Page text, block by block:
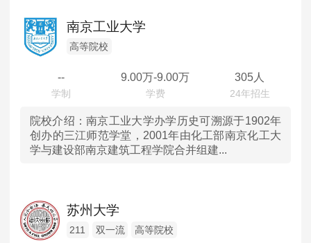
院校库 考试报名
MTA旅游管理
院校库 考试报名 招生政策 学制学费
报名流程
考试真题
报考经验 招生简章
吉林
上海
江苏
安徽
南京工业大学
高等院校
-- 9.00万-9.00万 305人
院校介绍： 南京工业大学办学历史可溯源于1902年
创办的三江师范学堂，2001年由化工部南京化工大
学与建设部南京建筑工程学院合并组建...
苏州大学
211 双一流 高等院校